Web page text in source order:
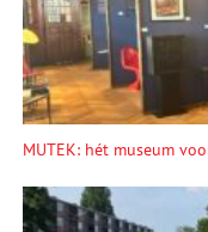
MUTEK: hét museum